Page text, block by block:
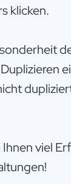
klicken.
viel